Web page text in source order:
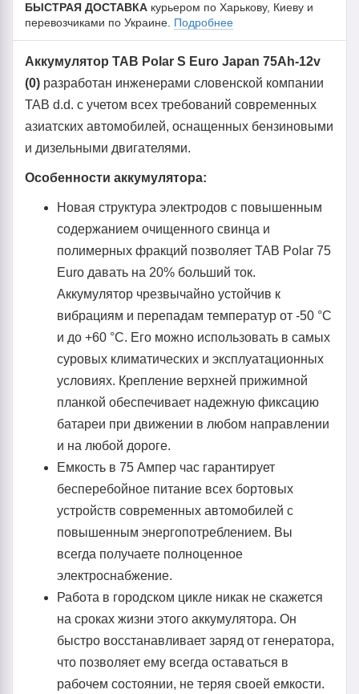
БЫСТРАЯ ДОСТАВКА курьером по Харькову, Киеву и
перевозчиками по Украине. Подробнее
Аккумулятор TAB Polar S Euro Japan 75Ah-12v
(0) разработан инженерами словенской компании
TAB d.d. с учетом всех требований современных
азиатских автомобилей, оснащенных бензиновыми
и дизельными двигателями.
Особенности аккумулятора:
Новая структура электродов с повышенным
содержанием очищенного свинца и
полимерных фракций позволяет TAB Polar 75
Euro давать на 20% больший ток.
Аккумулятор чрезвычайно устойчив к
вибрациям и перепадам температур от -50 °С
и до +60 °С. Его можно использовать в самых
суровых климатических и эксплуатационных
условиях. Крепление верхней прижимной
планкой обеспечивает надежную фиксацию
батареи при движении в любом направлении
и на любой дороге.
Емкость в 75 Ампер час гарантирует
бесперебойное питание всех бортовых
устройств современных автомобилей с
повышенным энергопотреблением. Вы
всегда получаете полноценное
электроснабжение.
Работа в городском цикле никак не скажется
на сроках жизни этого аккумулятора. Он
быстро восстанавливает заряд от генератора,
что позволяет ему всегда оставаться в
рабочем состоянии, не теряя своей емкости.